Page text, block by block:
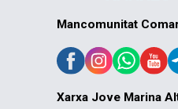
Mancomunitat
Xarxa Jove Marina